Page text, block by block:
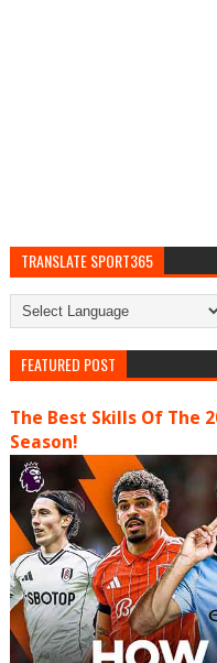
TRANSLATE SPORT365
FEATURED POST
The Best Skills Of The
Season!